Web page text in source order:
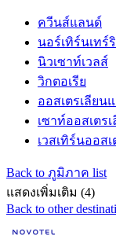
ควีนส์แลนด์
นอร์เทิร์นเทร์
นิวเซาท์เวลส์
วิกตอเรีย
ออสเตรเลียน
เซาท์ออสเตรเ
เวสเทิร์นออสเ
Back to ภูมิภาค list
แสดงเพิ่มเติม (4)
Back to other